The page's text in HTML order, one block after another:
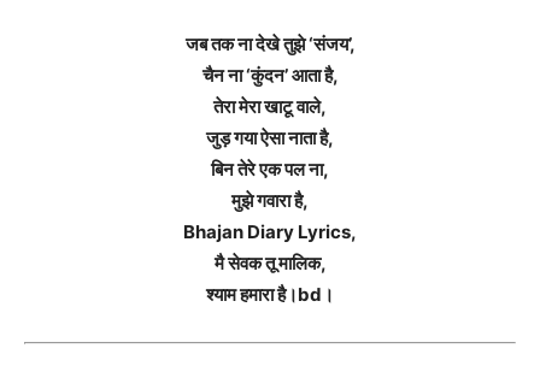
जब तक ना देखे तुझे ‘संजय’,
चैन ना ‘कुंदन’ आता है,
तेरा मेरा खाटू वाले,
जुड़ गया ऐसा नाता है,
बिन तेरे एक पल ना,
मुझे गवारा है,
Bhajan Diary Lyrics,
मै सेवक तू मालिक,
श्याम हमारा है।bd।